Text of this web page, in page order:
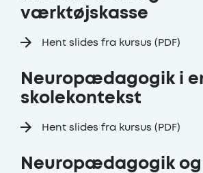
værktøjskasse
Hent slides fra kursus (PDF)
Neuropædagogik i
skolekontekst
Hent slides fra kursus (PDF)
Neuropædagogik og